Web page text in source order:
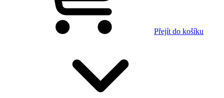
Přejít do košíku